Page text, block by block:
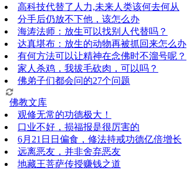
高科技代替了人力,未来人类该何去何从
分手后仍放不下他，该怎么办
海涛法师：放生可以找别人代替吗？
达真堪布：放生的动物再被抓回来怎么办
有何方法可以让精神在念佛时不溜号呢？
家人杀鸡，我拔毛砍肉，可以吗？
佛弟子们都会问的27个问题
佛教文库
观修无常的功德极大！
口业不好，损福报是很厉害的
6月21日日偏食，修法持戒功德亿倍增长
远离恶友，并非舍弃恶友
地藏王菩萨传授赚钱之道